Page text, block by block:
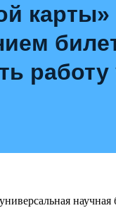
карты»
научная